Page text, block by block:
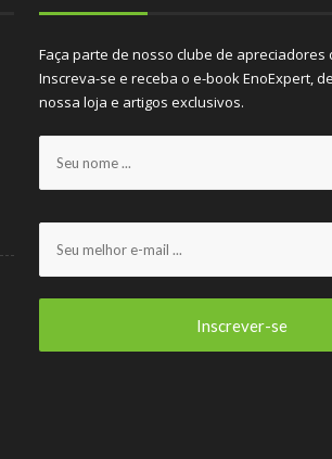
Faça parte de nosso clube de apreciadores
Inscreva-se e receba o e-book EnoExpert,
nossa loja e artigos exclusivos.